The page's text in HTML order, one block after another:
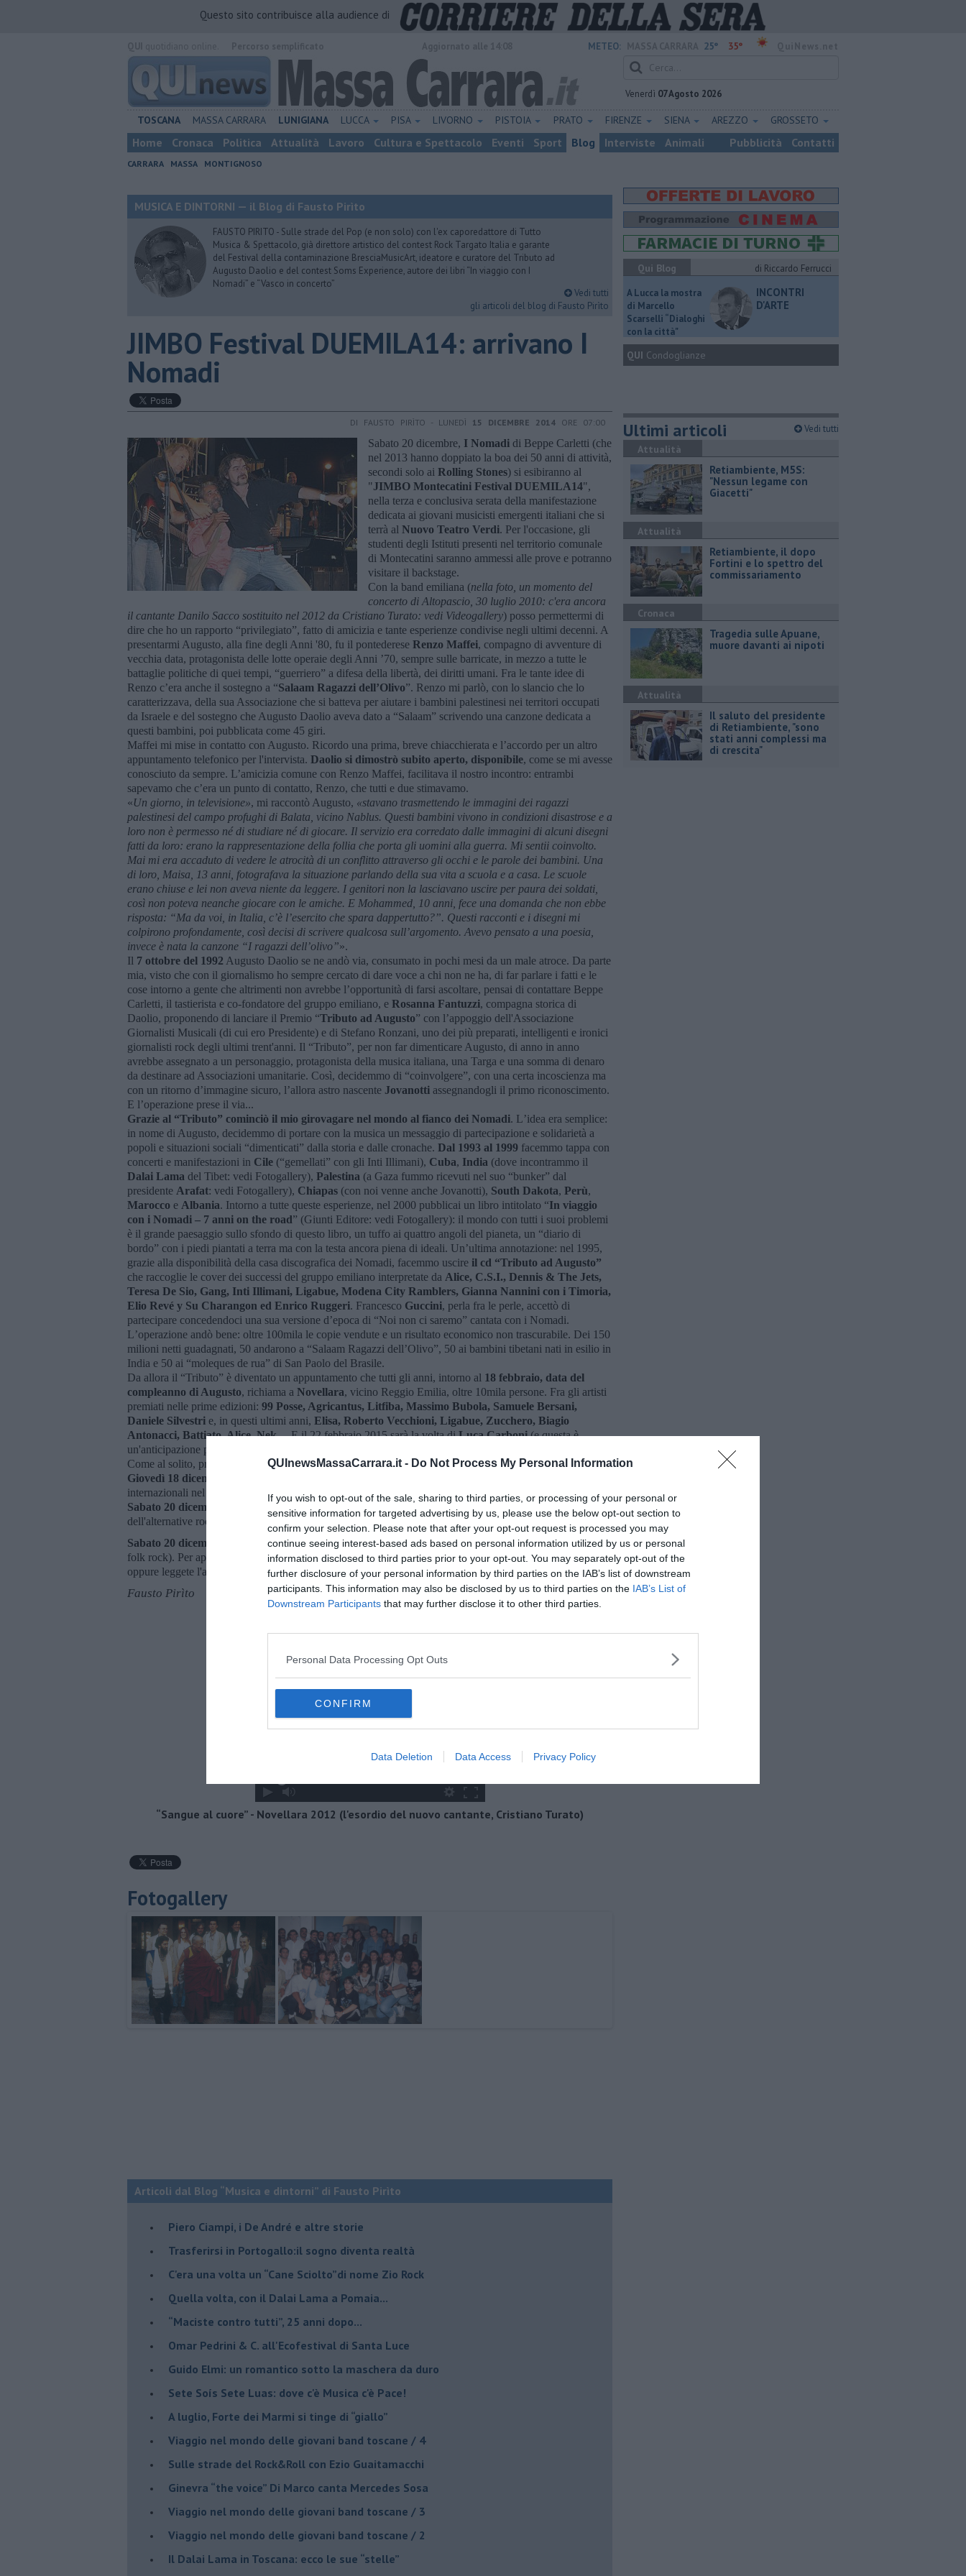
QUInewsMassaCarrara.it - Do Not Process My Personal Information
If you wish to opt-out of the sale, sharing to third parties, or processing of your personal or
sensitive information for targeted advertising by us, please use the below opt-out section to
confirm your selection. Please note that after your opt-out request is processed you may
continue seeing interest-based ads based on personal information utilized by us or personal
information disclosed to third parties prior to your opt-out. You may separately opt-out of the
further disclosure of your personal information by third parties on the IAB’s list of downstream
participants. This information may also be disclosed by us to third parties on the IAB’s List of
Downstream Participants that may further disclose it to other third parties.
Personal Data Processing Opt Outs
CONFIRM
Data Deletion Data Access Privacy Policy
Questo sito contribuisce alla audience di
METEO: 25° 35°
Venerdì 07 Agosto 2026
TOSCANA MASSA CARRARA LUNIGIANA LUCCA PISA LIVORNO PISTOIA PRATO FIRENZE SIENA AREZZO GROSSETO
Home Cronaca Politica Attualità Lavoro Cultura e Spettacolo Eventi Sport Blog Interviste Animali Pubblicità Contatti
CARRARA MASSA MONTIGNOSO
MUSICA E DINTORNI — il Blog di Fausto Pirìto
FAUSTO PIRITO - Sulle strade del Pop (e non solo) con l'ex caporedattore di Tutto
Musica & Spettacolo, già direttore artistico del contest Rock Targato Italia e garante
del Festival della contaminazione BresciaMusicArt, ideatore e curatore del Tributo ad
Augusto Daolio e del contest Soms Experience, autore dei libri “In viaggio con I
Nomadi” e “Vasco in concerto”
Vedi tutti
gli articoli del blog di Fausto Pirìto
JIMBO Festival DUEMILA14: arrivano I
Nomadi
DI FAUSTO PIRÌTO - LUNEDÌ 15 DICEMBRE 2014 ORE 07:00
Sabato 20 dicembre, I Nomadi di Beppe Carletti (che
nel 2013 hanno doppiato la boa dei 50 anni di attività,
secondi solo ai Rolling Stones) si esibiranno al
"JIMBO Montecatini Festival DUEMILA14",
nella terza e conclusiva serata della manifestazione
dedicata ai giovani musicisti emergenti italiani che si
terrà al Nuovo Teatro Verdi. Per l'occasione, gli
studenti degli Istituti presenti nel territorio comunale
di Montecatini saranno ammessi alle prove e potranno
visitare il backstage.
Con la band emiliana (nella foto, un momento del
concerto di Altopascio, 30 luglio 2010: c'era ancora
il cantante Danilo Sacco sostituito nel 2012 da Cristiano Turato: vedi Videogallery) posso permettermi di
dire che ho un rapporto “privilegiato”, fatto di amicizia e tante esperienze condivise negli ultimi decenni. A
presentarmi Augusto, alla fine degli Anni '80, fu il pontederese Renzo Maffei, compagno di avventure di
vecchia data, protagonista delle lotte operaie degli Anni ’70, sempre sulle barricate, in mezzo a tutte le
battaglie politiche di quei tempi, “guerriero” a difesa della libertà, dei diritti umani. Fra le tante idee di
Renzo c’era anche il sostegno a “Salaam Ragazzi dell’Olivo”. Renzo mi parlò, con lo slancio che lo
caratterizzava, della sua Associazione che si batteva per aiutare i bambini palestinesi nei territori occupati
da Israele e del sostegno che Augusto Daolio aveva dato a “Salaam” scrivendo una canzone dedicata a
questi bambini, poi pubblicata come 45 giri.
Maffei mi mise in contatto con Augusto. Ricordo una prima, breve chiacchierata e l’accordo per un altro
appuntamento telefonico per l'intervista. Daolio si dimostrò subito aperto, disponibile, come se mi avesse
conosciuto da sempre. L’amicizia comune con Renzo Maffei, facilitava il nostro incontro: entrambi
sapevamo che c’era un punto di contatto, Renzo, che tutti e due stimavamo.
«Un giorno, in televisione», mi raccontò Augusto, «stavano trasmettendo le immagini dei ragazzi
palestinesi del campo profughi di Balata, vicino Nablus. Questi bambini vivono in condizioni disastrose e a
loro non è permesso né di studiare né di giocare. Il servizio era corredato dalle immagini di alcuni disegni
fatti da loro: erano la rappresentazione della follia che porta gli uomini alla guerra. Mi sentii coinvolto.
Mai mi era accaduto di vedere le atrocità di un conflitto attraverso gli occhi e le parole dei bambini. Una
di loro, Maisa, 13 anni, fotografava la situazione parlando della sua vita a scuola e a casa. Le scuole
erano chiuse e lei non aveva niente da leggere. I genitori non la lasciavano uscire per paura dei soldati,
così non poteva neanche giocare con le amiche. E Mohammed, 10 anni, fece una domanda che non ebbe
risposta: “Ma da voi, in Italia, c’è l’esercito che spara dappertutto?”. Questi racconti e i disegni mi
colpirono profondamente, così decisi di scrivere qualcosa sull’argomento. Avevo pensato a una poesia,
invece è nata la canzone “I ragazzi dell’olivo”».
Il 7 ottobre del 1992 Augusto Daolio se ne andò via, consumato in pochi mesi da un male atroce. Da parte
mia, visto che con il giornalismo ho sempre cercato di dare voce a chi non ne ha, di far parlare i fatti e le
cose intorno a gente che altrimenti non avrebbe lʼopportunità di farsi ascoltare, pensai di contattare Beppe
Carletti, il tastierista e co-fondatore del gruppo emiliano, e Rosanna Fantuzzi, compagna storica di
Daolio, proponendo di lanciare il Premio “Tributo ad Augusto” con lʼappoggio dell'Associazione
Giornalisti Musicali (di cui ero Presidente) e di Stefano Ronzani, uno dei più preparati, intelligenti e ironici
giornalisti rock degli ultimi trent'anni. Il “Tributo”, per non far dimenticare Augusto, di anno in anno
avrebbe assegnato a un personaggio, protagonista della musica italiana, una Targa e una somma di denaro
da destinare ad Associazioni umanitarie. Così, decidemmo di “coinvolgere”, con una certa incoscienza ma
con un ritorno dʼimmagine sicuro, lʼallora astro nascente Jovanotti assegnandogli il primo riconoscimento.
E lʼoperazione prese il via...
Grazie al “Tributo” cominciò il mio girovagare nel mondo al fianco dei Nomadi. Lʼidea era semplice:
in nome di Augusto, decidemmo di portare con la musica un messaggio di partecipazione e solidarietà a
popoli e situazioni sociali “dimenticati” dalla storia e dalle cronache. Dal 1993 al 1999 facemmo tappa con
concerti e manifestazioni in Cile (“gemellati” con gli Inti Illimani), Cuba, India (dove incontrammo il
Dalai Lama del Tibet: vedi Fotogallery), Palestina (a Gaza fummo ricevuti nel suo “bunker” dal
presidente Arafat: vedi Fotogallery), Chiapas (con noi venne anche Jovanotti), South Dakota, Perù,
Marocco e Albania. Intorno a tutte queste esperienze, nel 2000 pubblicai un libro intitolato “In viaggio
con i Nomadi – 7 anni on the road” (Giunti Editore: vedi Fotogallery): il mondo con tutti i suoi problemi
è il grande paesaggio sullo sfondo di questo libro, un tuffo ai quattro angoli del pianeta, un “diario di
bordo” con i piedi piantati a terra ma con la testa ancora piena di ideali. Unʼultima annotazione: nel 1995,
grazie alla disponibilità della casa discografica dei Nomadi, facemmo uscire il cd “Tributo ad Augusto”
che raccoglie le cover dei successi del gruppo emiliano interpretate da Alice, C.S.I., Dennis & The Jets,
Teresa De Sio, Gang, Inti Illimani, Ligabue, Modena City Ramblers, Gianna Nannini con i Timoria,
Elio Revé y Su Charangon ed Enrico Ruggeri. Francesco Guccini, perla fra le perle, accettò di
partecipare concedendoci una sua versione dʼepoca di “Noi non ci saremo” cantata con i Nomadi.
Lʼoperazione andò bene: oltre 100mila le copie vendute e un risultato economico non trascurabile. Dei 150
milioni netti guadagnati, 50 andarono a “Salaam Ragazzi dellʼOlivo”, 50 ai bambini tibetani nati in esilio in
India e 50 ai “moleques de rua” di San Paolo del Brasile.
Da allora il “Tributo” è diventato un appuntamento che tutti gli anni, intorno al 18 febbraio, data del
compleanno di Augusto, richiama a Novellara, vicino Reggio Emilia, oltre 10mila persone. Fra gli artisti
premiati nelle prime edizioni: 99 Posse, Agricantus, Litfiba, Massimo Bubola, Samuele Bersani,
Daniele Silvestri e, in questi ultimi anni, Elisa, Roberto Vecchioni, Ligabue, Zucchero, Biagio
Antonacci, Battiato, Alice, Nek… E il 22 febbraio 2015 sarà la volta diLuca Carboni(e questa è
un'anticipazione per gli amici di Qui News Valdera).
Come al solito, prima di lasciarvi, ecco qualche segnalazione di situazioni da non perdere:
Giovedì 18 dicembre
internazionali nel meglio del repertorio Gospel)
Sabato 20 dicembre
al Sonar Live di Colle Val d'Elsa (SI) si esibiranno i Marlene Kuntz
, gruppo storico
dell'alternative rock italiano
Sabato 20 dicembre
S.O.M.S.di Palaia (PI):Menestrelli di Banafrattain concerto (progressive &
folk rock). Per approfondimenti, cliccate sulla locandina che trovate nella home page di Qui News Valdera
oppure leggete l'articolo nella Sezione Spettacoli.
Fausto Pirìto
“Sangue al cuore” - Novellara 2012 (l'esordio del nuovo cantante, Cristiano Turato)
Fotogallery
Articoli dal Blog “Musica e dintorni” di Fausto Pirìto
​Piero Ciampi, i De André e altre storie
​Trasferirsi in Portogallo:il sogno diventa realtà
​C'era una volta un “Cane Sciolto”di nome Zio Rock
Quella volta, con il Dalai Lama a Pomaia...
​“Maciste contro tutti”, 25 anni dopo...
​Omar Pedrini & C. all'Ecofestival di Santa Luce
Guido Elmi: un romantico sotto la maschera da duro
Sete Soís Sete Luas: dove c'è Musica c'è Pace!
​A luglio, Forte dei Marmi si tinge di “giallo”
Viaggio nel mondo delle giovani band toscane / 4
Sulle strade del Rock&Roll con Ezio Guaitamacchi
​Ginevra “the voice” Di Marco canta Mercedes Sosa
Viaggio nel mondo delle giovani band toscane / 3
​Viaggio nel mondo delle giovani band toscane / 2
Il Dalai Lama in Toscana: ecco le sue “stelle”
Qui Blog
di Riccardo Ferrucci
A Lucca la mostra
di Marcello
Scarselli “Dialoghi
con la città"
INCONTRI
D'ARTE
QUI Condoglianze
Ultimi articoli Vedi tutti
Attualità
Retiambiente, M5S:
"Nessun legame con
Giacetti"
Attualità
Retiambiente, il dopo
Fortini e lo spettro del
commissariamento
Cronaca
Tragedia sulle Apuane,
muore davanti ai nipoti
Attualità
Il saluto del presidente
di Retiambiente, "sono
stati anni complessi ma
di crescita"